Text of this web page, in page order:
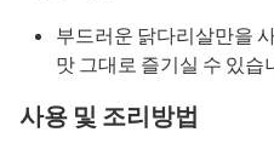
부드러운 닭다리살만을
맛 그대로 즐기실 수 있습
사용 및 조리방법